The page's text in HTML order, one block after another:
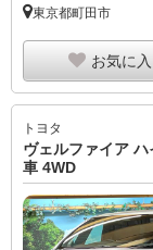
東京都町田市
お気に
トヨタ
ヴェルファイア
車 4WD